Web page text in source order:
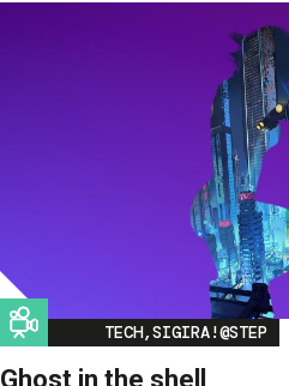
Image
TECH,SIGIRA!@STEP
Ghost in the shell